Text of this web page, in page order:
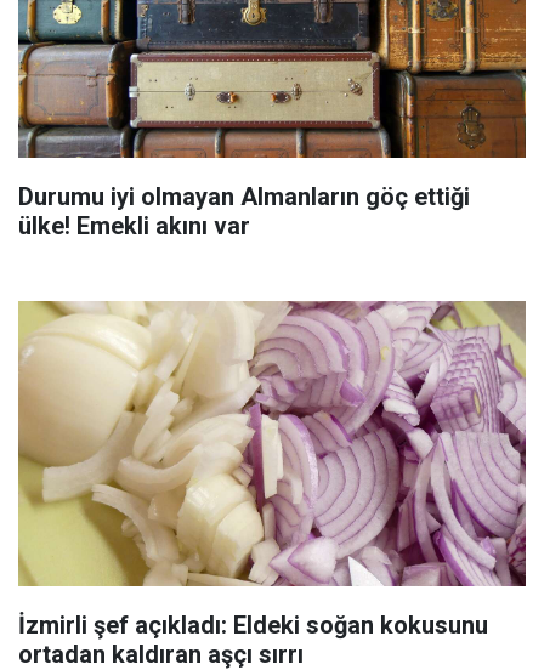
Durumu iyi olmayan Almanların göç ettiği
ülke! Emekli akını var
İzmirli şef açıkladı: Eldeki soğan kokusunu
ortadan kaldıran aşçı sırrı